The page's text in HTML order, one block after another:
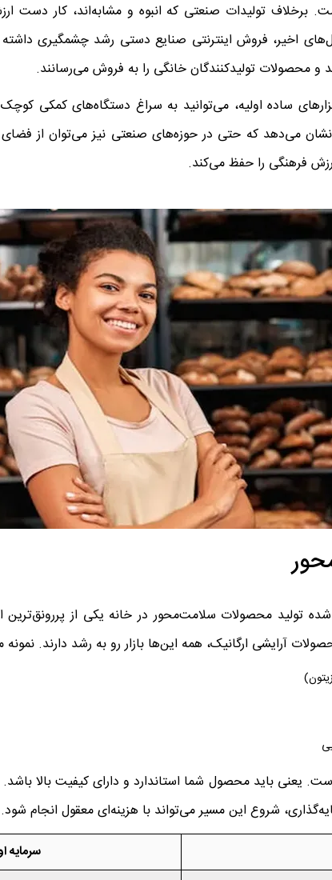
برخلاف تولیدات صنعتی که انبوه و مشابه‌اند، کار دست
اخیر، فروش اینترنتی صنایع دستی رشد چشمگیری
محصولات تولیدکنندگان خانگی را به فروش می‌رسانند.
ساده اولیه، می‌توانید به سراغ دستگاه‌های کمکی
می‌دهد که حتی در حوزه‌های صنعتی نیز می‌توان از
فرهنگی را حفظ می‌کند.
محصولات سلامت‌محور در خانه یکی از پررونق‌ترین
آرایشی ارگانیک، همه این‌ها بازار رو به رشد دارند. نمونه
یعنی باید محصول شما استاندارد و دارای کیفیت بالا
شروع این مسیر می‌تواند با هزینه‌ای معقول انجام
سرمایه